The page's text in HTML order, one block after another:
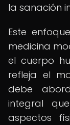
la sanación
Este
medicina
el cuerpo
refleja el
debe
integral
aspectos